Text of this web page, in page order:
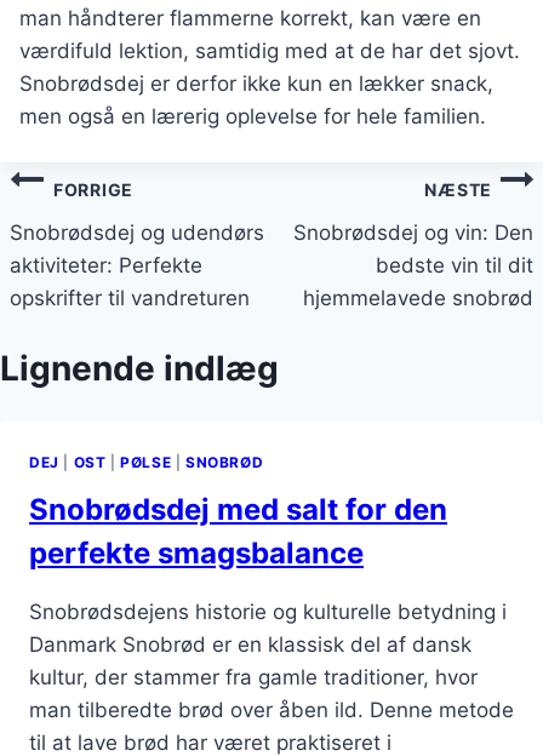
man håndterer flammerne korrekt, kan være en
værdifuld lektion, samtidig med at de har det sjovt.
Snobrødsdej er derfor ikke kun en lækker snack,
men også en lærerig oplevelse for hele familien.
Indlægsnavigation
FORRIGE
Snobrødsdej og udendørs
aktiviteter: Perfekte
opskrifter til vandreturen
NÆSTE
Snobrødsdej og vin: Den
bedste vin til dit
hjemmelavede snobrød
Lignende indlæg
DEJ OST |PØLSE SNOBRØD
Snobrødsdej med salt for den
perfekte smagsbalance
Snobrødsdejens historie og kulturelle betydning i
Danmark Snobrød er en klassisk del af dansk
kultur, der stammer fra gamle traditioner, hvor
man tilberedte brød over åben ild. Denne metode
til at lave brød har været praktiseret i